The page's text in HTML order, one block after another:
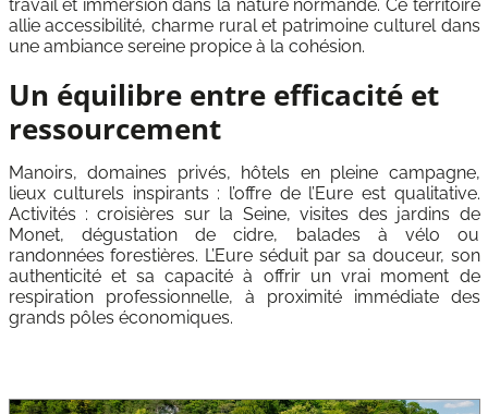
travail et immersion dans la nature normande. Ce territoire
allie accessibilité, charme rural et patrimoine culturel dans
une ambiance sereine propice à la cohésion.
Un équilibre entre efficacité et
ressourcement
Manoirs, domaines privés, hôtels en pleine campagne,
lieux culturels inspirants : l’offre de l’Eure est qualitative.
Activités : croisières sur la Seine, visites des jardins de
Monet, dégustation de cidre, balades à vélo ou
randonnées forestières. L’Eure séduit par sa douceur, son
authenticité et sa capacité à offrir un vrai moment de
respiration professionnelle, à proximité immédiate des
grands pôles économiques.